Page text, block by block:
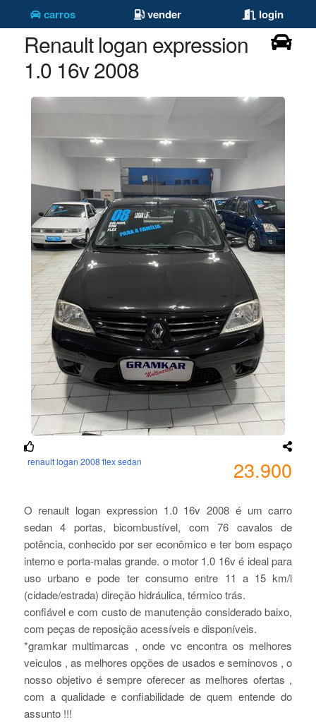
carros vender login
Renault logan expression
1.0 16v 2008
renault logan 2008 flex sedan 23.900
O renault logan expression 1.0 16v 2008 é um carro
sedan 4 portas, bicombustível, com 76 cavalos de
potência, conhecido por ser econômico e ter bom espaço
interno e porta-malas grande. o motor 1.0 16v é ideal para
uso urbano e pode ter consumo entre 11 a 15 km/l
(cidade/estrada) direção hidráulica, térmico trás.
confiável e com custo de manutenção considerado baixo,
com peças de reposição acessíveis e disponíveis.
*gramkar multimarcas , onde vc encontra os melhores
veiculos , as melhores opções de usados e seminovos , o
nosso objetivo é sempre oferecer as melhores ofertas ,
com a qualidade e confiabilidade de quem entende do
assunto !!!